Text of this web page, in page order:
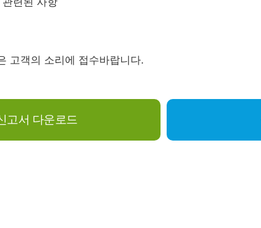
고객의 소리에 접수바랍니다.
고서 다운로드